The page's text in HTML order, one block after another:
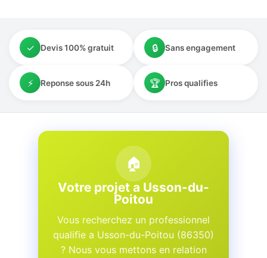
✓ Devis 100% gratuit 🔒 Sans engagement
⚡ Reponse sous 24h 🏆 Pros qualifies
🏠
Votre projet a Usson-du-
Poitou
Vous recherchez un professionnel
qualifie a Usson-du-Poitou (86350)
? Nous vous mettons en relation